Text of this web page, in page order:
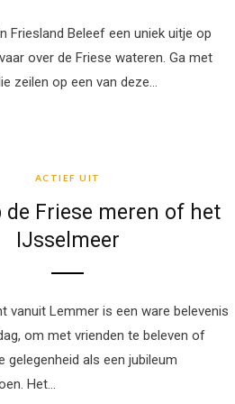
Friesland Beleef een uniek uitje op
over de Friese wateren. Ga met
zeilen op een van deze…
ACTIEF UIT
de Friese meren of het
IJsselmeer
vanuit Lemmer is een ware belevenis
om met vrienden te beleven of
gelegenheid als een jubileum
Het…